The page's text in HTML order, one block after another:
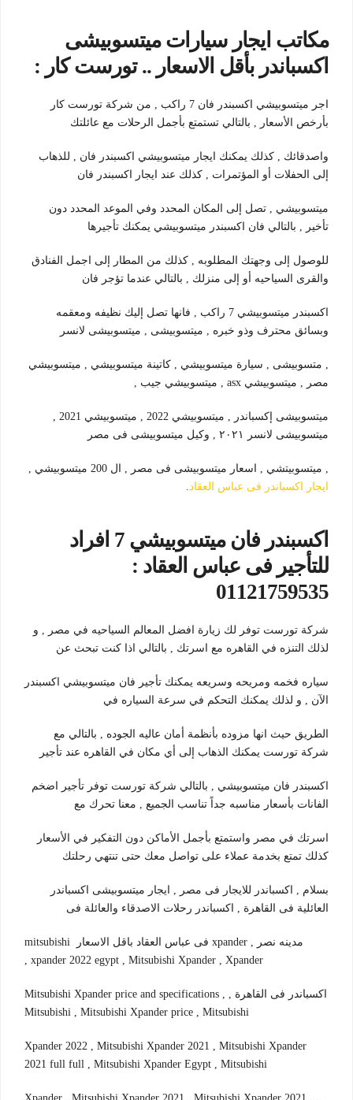
مكاتب ايجار سيارات ميتسوبيشى
اكسباندر بأقل الاسعار .. تورست كار :
اجر ميتسوبيشي اكسبندر فان 7 راكب , من شركة تورست كار
بأرخص الأسعار , بالتالي تستمتع بأجمل الرحلات مع عائلتك
واصدقائك , كذلك يمكنك ايجار ميتسوبيشي اكسبندر فان , للذهاب
إلى الحفلات أو المؤتمرات , كذلك عند ايجار اكسبندر فان
ميتسوبيشي , تصل إلى المكان المحدد وفي الموعد المحدد دون
تأخير , بالتالي فان اكسبندر ميتسوبيشي يمكنك تأجيرها
للوصول إلى وجهتك المطلوبه , كذلك من المطار إلى اجمل الفنادق
والقرى السياحيه أو إلى منزلك , بالتالي عندما تؤجر فان
اكسبندر ميتسوبيشي 7 راكب , فانها تصل إليك نظيفه ومعقمه
وبسائق محترف وذو خبره , ميتسوبيشى , ميتسوبيشى لانسر
, متسوبيشى , سيارة ميتسوبيشي , كاتينة ميتسوبيشي , ميتسوبيشي
مصر , ميتسوبيشي asx , ميتسوبيشي جيب ,
ميتسوبيشى لانسر ٢٠٢١ , وكيل ميتسوبيشى فى مصر
, ميتسوبيتشي , اسعار ميتسوبيشى فى مصر , ال 200 ميتسوبيشي ,
ايجار اكسباندر فى عباس العقاد
اكسبندر فان ميتسوبيشي 7 افراد
للتأجير فى عباس العقاد :
01121759535
شركة تورست توفر لك زيارة افضل المعالم السياحيه في مصر , و
لذلك التنزه في القاهره مع اسرتك , بالتالي اذا كنت تبحث عن
سياره فخمه ومريحه وسريعه يمكنك تأجير فان ميتسوبيشي اكسبندر
الآن , و لذلك يمكنك التحكم في سرعة السياره في
الطريق حيث انها مزوده بأنظمة أمان عاليه الجوده , بالتالي مع
شركة تورست يمكنك الذهاب إلى أي مكان في القاهره عند تأجير
اكسبندر فان ميتسوبيشي , بالتالي شركة تورست توفر تأجير اضخم
الفانات بأسعار مناسبه جداً تناسب الجميع , معنا تحرك مع
اسرتك في مصر واستمتع بأجمل الأماكن دون التفكير في الأسعار
كذلك تمتع بخدمة عملاء على تواصل معك حتى تنتهي رحلتك
بسلام , اكسباندر للايجار فى مصر , ايجار ميتسوبيشى اكسباندر
العائلية فى القاهرة , اكسباندر رحلات الاصدقاء والعائلة فى
مدينه نصر , xpander فى عباس العقاد باقل الاسعار mitsubishi
xpander 2022 egypt , Mitsubishi Xpander , Xpander ,
اكسباندر فى القاهرة , Mitsubishi Xpander price and specifications ,
Mitsubishi , Mitsubishi Xpander price , Mitsubishi
Xpander 2022 , Mitsubishi Xpander 2021 , Mitsubishi Xpander
2021 full full , Mitsubishi Xpander Egypt , Mitsubishi